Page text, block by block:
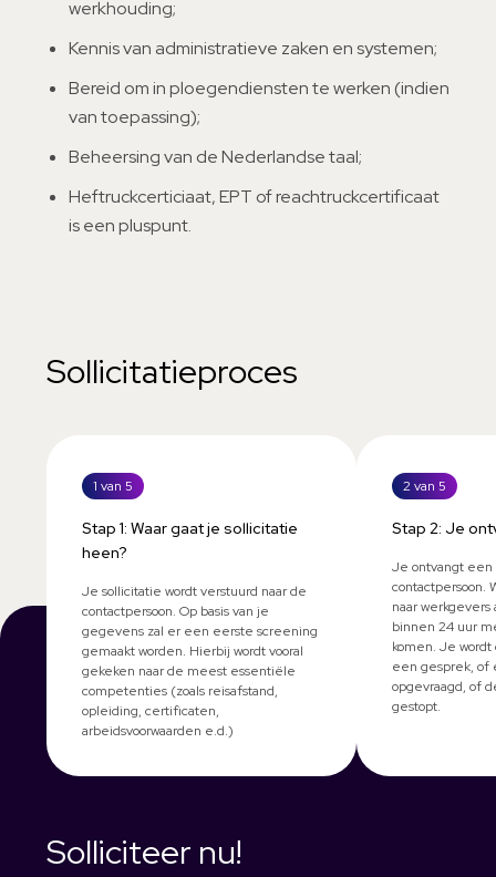
werkhouding;
Kennis van administratieve zaken en systemen;
Bereid om in ploegendiensten te werken (indien
van toepassing);
Beheersing van de Nederlandse taal;
Heftruckcerticiaat, EPT of reachtruckcertificaat
is een pluspunt.
Sollicitatieproces
1 van 5
Stap 1: Waar gaat je sollicitatie
heen?
Je sollicitatie wordt verstuurd naar de
contactpersoon. Op basis van je
gegevens zal er een eerste screening
gemaakt worden. Hierbij wordt vooral
gekeken naar de meest essentiële
competenties (zoals reisafstand,
opleiding, certificaten,
arbeidsvoorwaarden e.d.)
2 van 5
Stap 2: Je
Je ontvangt
contactpersoon.
naar werkgevers
binnen 24 uur
komen. Je
een gesprek, of
opgevraagd, of
gestopt.
Solliciteer nu!